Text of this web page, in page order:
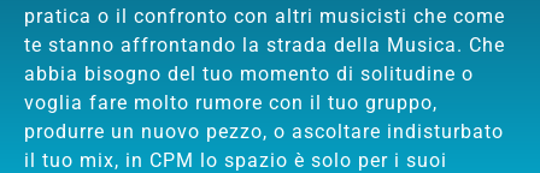
pratica o il confronto con altri musicisti che come
te stanno affrontando la strada della Musica. Che
abbia bisogno del tuo momento di solitudine o
voglia fare molto rumore con il tuo gruppo,
produrre un nuovo pezzo, o ascoltare indisturbato
il tuo mix, in CPM lo spazio è solo per i suoi